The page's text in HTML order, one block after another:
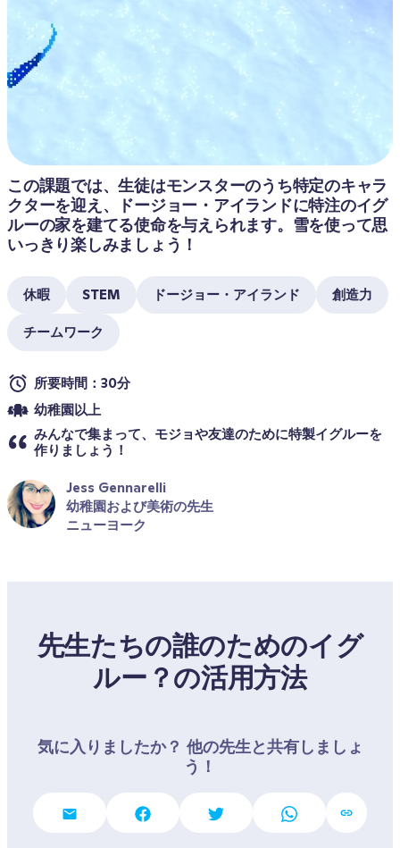
この課題では、生徒はモンスターのうち特定のキャラ
クターを迎え、ドージョー・アイランドに特注のイグ
ルーの家を建てる使命を与えられます。雪を使って思
いっきり楽しみましょう！
休暇 STEM ドージョー・アイランド 創造力
チームワーク
所要時間：30分
幼稚園以上
みんなで集まって、モジョや友達のために特製イグルーを
作りましょう！
Jess Gennarelli
幼稚園および美術の先生
ニューヨーク
先生たちの誰のためのイグ
ルー？の活用方法
気に入りましたか？ 他の先生と共有しましょ
う！